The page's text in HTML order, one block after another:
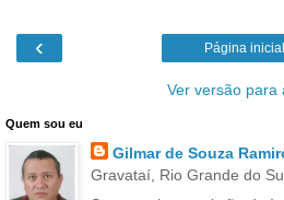
‹ Página inicial
Ver versão para
Quem sou eu
Gilmar de Souza
Gravataí, Rio Grande do